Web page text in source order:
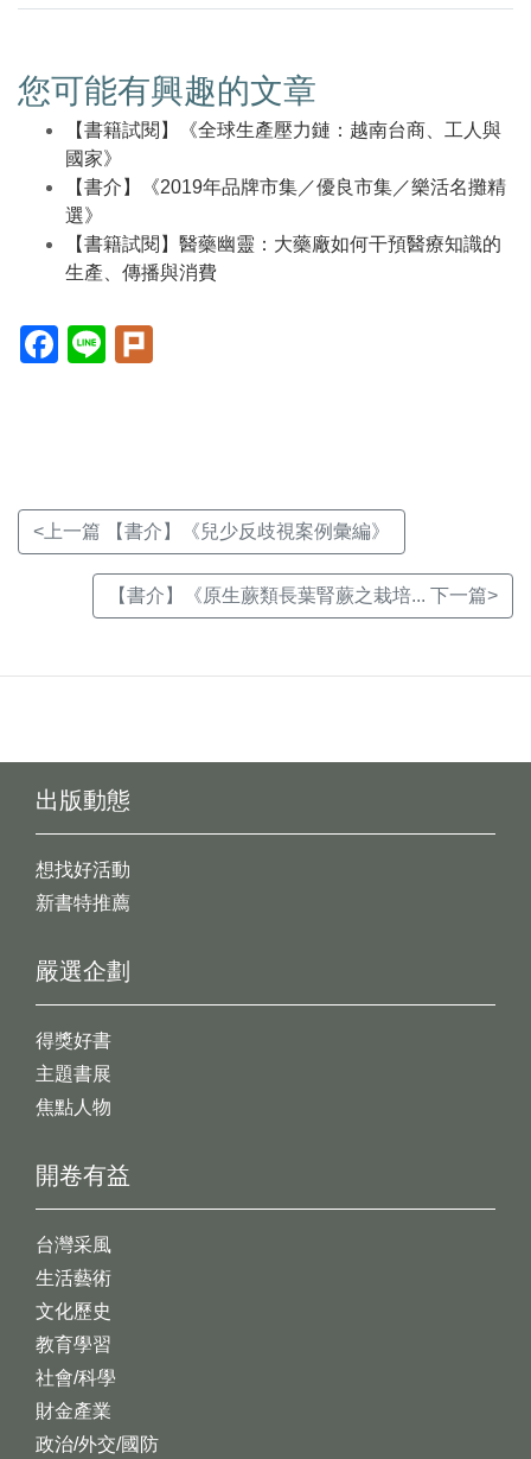
您可能有興趣的文章
【書籍試閱】《全球生產壓力鏈：越南台商、工人與
國家》
【書介】《2019年品牌市集／優良市集／樂活名攤精
選》
【書籍試閱】醫藥幽靈：大藥廠如何干預醫療知識的
生產、傳播與消費
Facebook(另
開
Line(另
開
<上一篇 【書介】《兒少反歧視案例彙編》
【書介】《原生蕨類長葉腎蕨之栽培... 下一篇>
出版動態
想找好活動
新書特推薦
開卷有益
台灣采風
生活藝術
文化歷史
教育學習
社會/科學
財金產業
政治/外交/國防
嚴選企劃
得獎好書
主題書展
焦點人物